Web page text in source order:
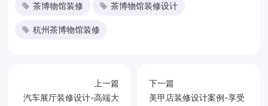
茶博物馆装修 茶博物馆装修设计
杭州茶博物馆装修
上一篇
汽车展厅装修设计-高端大
下一篇
美甲店装修设计案例-享受